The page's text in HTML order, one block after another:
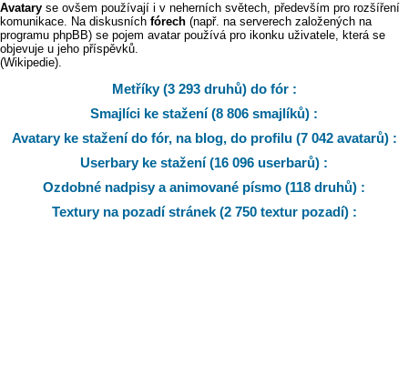
Avatary se ovšem používají i v neherních světech, především pro rozšíření
komunikace. Na diskusních fórech (např. na serverech založených na
programu phpBB) se pojem avatar používá pro ikonku uživatele, která se
objevuje u jeho příspěvků.
(Wikipedie).
Metříky (3 293 druhů) do fór :
Smajlíci ke stažení (8 806 smajlíků) :
Avatary ke stažení do fór, na blog, do profilu (7 042 avatarů) :
Userbary ke stažení (16 096 userbarů) :
Ozdobné nadpisy a animované písmo (118 druhů) :
Textury na pozadí stránek (2 750 textur pozadí) :